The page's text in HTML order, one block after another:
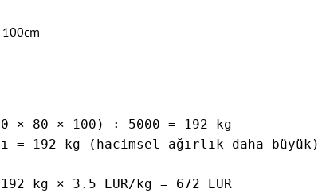
× 80 × 100) ÷ 5000 = 192 kg
= 192 kg (hacimsel ağırlık daha büyük)
kg × 3.5 EUR/kg = 672 EUR